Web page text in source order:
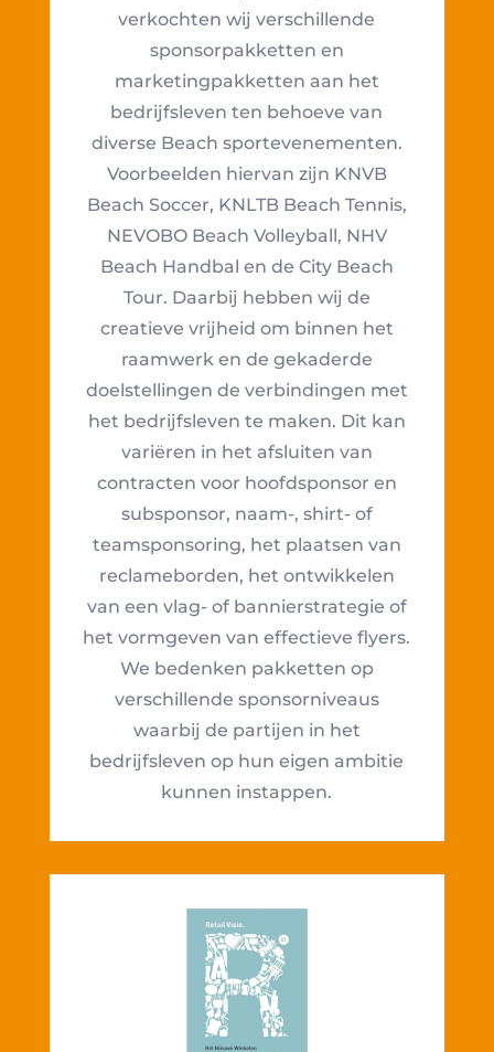
verkochten wij verschillende
sponsorpakketten en
marketingpakketten aan het
bedrijfsleven ten behoeve van
diverse Beach sportevenementen.
Voorbeelden hiervan zijn KNVB
Beach Soccer, KNLTB Beach Tennis,
NEVOBO Beach Volleyball, NHV
Beach Handbal en de City Beach
Tour. Daarbij hebben wij de
creatieve vrijheid om binnen het
raamwerk en de gekaderde
doelstellingen de verbindingen met
het bedrijfsleven te maken. Dit kan
variëren in het afsluiten van
contracten voor hoofdsponsor en
subsponsor, naam-, shirt- of
teamsponsoring, het plaatsen van
reclameborden, het ontwikkelen
van een vlag- of bannierstrategie of
het vormgeven van effectieve flyers.
We bedenken pakketten op
verschillende sponsorniveaus
waarbij de partijen in het
bedrijfsleven op hun eigen ambitie
kunnen instappen.